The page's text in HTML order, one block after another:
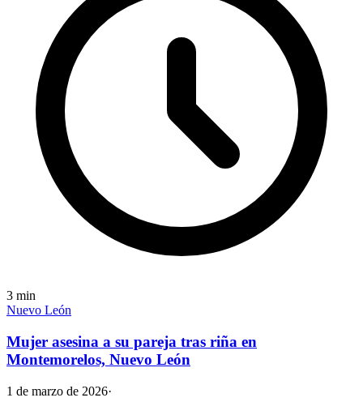
3 min
Nuevo León
Mujer asesina a su pareja tras riña en
Montemorelos, Nuevo León
1 de marzo de 2026·